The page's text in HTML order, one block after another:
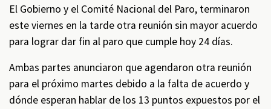
El Gobierno y el Comité Nacional del Paro, terminaron
este viernes en la tarde otra reunión sin mayor acuerdo
para lograr dar fin al paro que cumple hoy 24 días.
Ambas partes anunciaron que agendaron otra reunión
para el próximo martes debido a la falta de acuerdo y
dónde esperan hablar de los 13 puntos expuestos por el